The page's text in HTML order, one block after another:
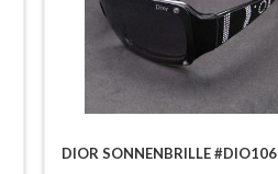
DIOR SONNENBRILLE #DIO106